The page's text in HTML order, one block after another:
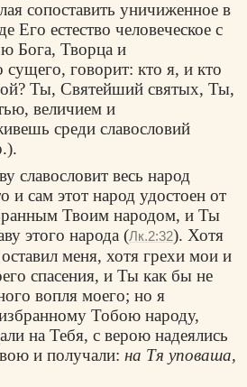
сопоставить уничиженное в
Его естество человеческое с
Бога, Творца и
говорит: кто я, и кто
Ты, Святейший святых, Ты,
величием и
среди славословий
славословит весь народ
и сам этот народ удостоен от
Твоим народом, и Ты
этого народа (Лк.2:32). Хотя
меня, хотя грехи мои и
спасения, и Ты как бы не
вопля моего; но я
Тобою народу,
на Тебя, с верою надеялись
и получали: на Тя уповаша,